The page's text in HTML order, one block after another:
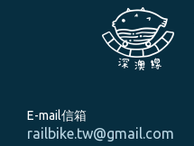
E-mail信箱
railbike.tw@gmail.com